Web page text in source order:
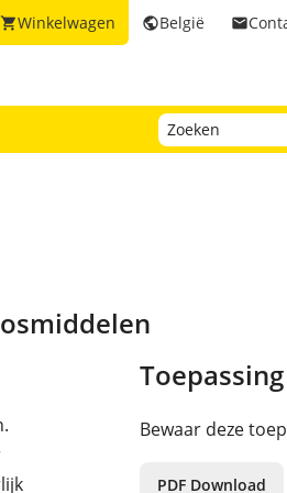
email
publicBelgië
shopping_cartWinkelwagen
Bewaar deze
PDF Download